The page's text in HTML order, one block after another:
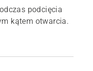
podcięcia
kątem otwarcia.